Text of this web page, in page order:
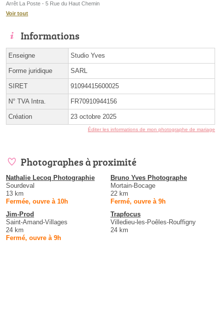
Arrêt La Poste - 5 Rue du Haut Chemin
Voir tout
Informations
Enseigne Studio Yves
Forme juridique SARL
SIRET 91094415600025
N° TVA Intra. FR70910944156
Création 23 octobre 2025
Éditer les informations de mon photographe de mariage
Photographes à proximité
Nathalie Lecoq Photographie
Sourdeval
13 km
Fermée, ouvre à 10h
Bruno Yves Photographe
Mortain-Bocage
22 km
Fermé, ouvre à 9h
Jim-Prod
Saint-Amand-Villages
24 km
Fermé, ouvre à 9h
Trapfocus
Villedieu-les-Poêles-Rouffigny
24 km